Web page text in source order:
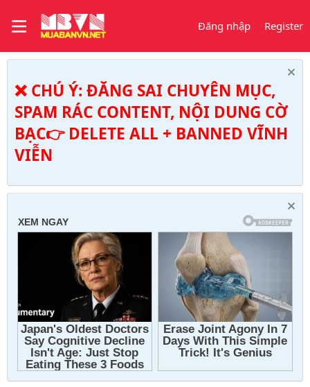
Đăng nhập Register
❌ CHÚ Ý: ĐĂNG SAI CHUYÊN MỤC,
SPAM RÁC CONTENT, NỘI DUNG CỜ
BẠC👉 DELETE ALL + BANNED VĨNH
VIỄN